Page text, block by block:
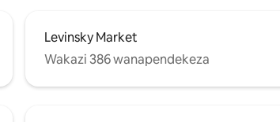
Levinsky Market
Wakazi 386 wanapendekeza